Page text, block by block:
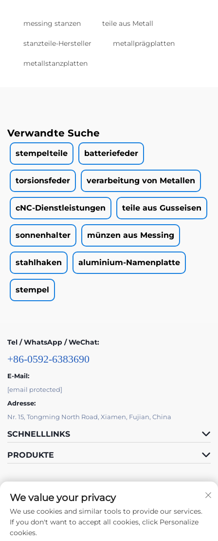
messing stanzen teile aus Metall
stanzteile-Hersteller metallprägplatten
metallstanzplatten
Verwandte Suche
stempelteile batteriefeder
torsionsfeder verarbeitung von Metallen
cNC-Dienstleistungen teile aus Gusseisen
sonnenhalter münzen aus Messing
stahlhaken aluminium-Namenplatte
stempel
Tel / WhatsApp / WeChat:
+86-0592-6383690
E-Mail:
[email protected]
Adresse:
Nr. 15, Tongming North Road, Xiamen, Fujian, China
SCHNELLLINKS
PRODUKTE
Folge Uns
We value your privacy
We use cookies and similar tools to provide our services.
If you don't want to accept all cookies, click Personalize
cookies.